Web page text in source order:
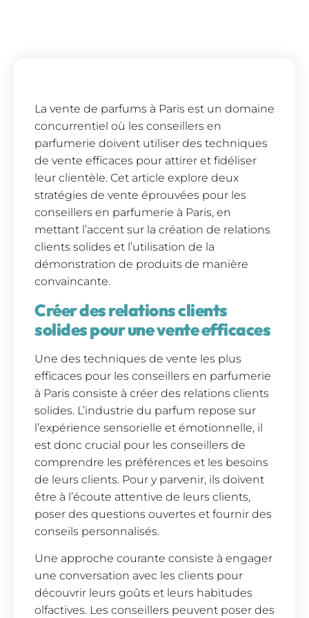
La vente de parfums à Paris est un domaine
concurrentiel où les conseillers en
parfumerie doivent utiliser des techniques
de vente efficaces pour attirer et fidéliser
leur clientèle. Cet article explore deux
stratégies de vente éprouvées pour les
conseillers en parfumerie à Paris, en
mettant l’accent sur la création de relations
clients solides et l’utilisation de la
démonstration de produits de manière
convaincante.
Créer des relations clients
solides pour une vente efficaces
Une des techniques de vente les plus
efficaces pour les conseillers en parfumerie
à Paris consiste à créer des relations clients
solides. L’industrie du parfum repose sur
l’expérience sensorielle et émotionnelle, il
est donc crucial pour les conseillers de
comprendre les préférences et les besoins
de leurs clients. Pour y parvenir, ils doivent
être à l’écoute attentive de leurs clients,
poser des questions ouvertes et fournir des
conseils personnalisés.
Une approche courante consiste à engager
une conversation avec les clients pour
découvrir leurs goûts et leurs habitudes
olfactives. Les conseillers peuvent poser des